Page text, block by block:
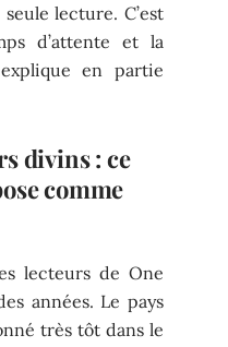
lecture. C’est
d’attente et la
en partie
divins : ce
comme
lecteurs de One
années. Le pays
très tôt dans le